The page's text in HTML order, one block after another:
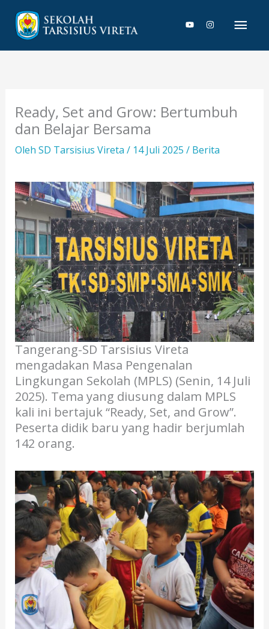
konten
Ready, Set and Grow: Bertumbuh
dan Belajar Bersama
Oleh SD Tarsisius Vireta / 14 Juli 2025 / Berita
Tangerang-SD Tarsisius Vireta
mengadakan Masa Pengenalan
Lingkungan Sekolah (MPLS) (Senin, 14 Juli
2025). Tema yang diusung dalam MPLS
kali ini bertajuk “Ready, Set, and Grow”.
Peserta didik baru yang hadir berjumlah
142 orang.